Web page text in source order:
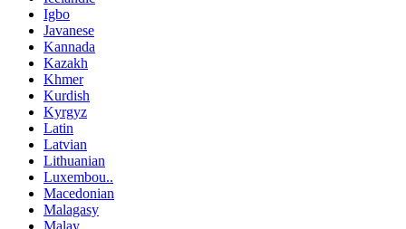
Igbo
Javanese
Kannada
Kazakh
Khmer
Kurdish
Kyrgyz
Latin
Latvian
Lithuanian
Luxembou..
Macedonian
Malagasy
Malay